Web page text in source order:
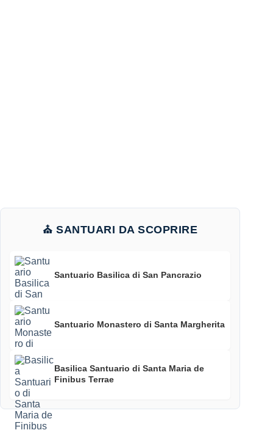
⛪ SANTUARI DA SCOPRIRE
Santuario Basilica di San Pancrazio
Santuario Monastero di Santa Margherita
Basilica Santuario di Santa Maria de
Finibus Terrae